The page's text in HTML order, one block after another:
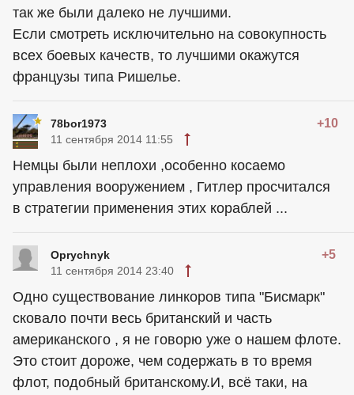
так же были далеко не лучшими.
Если смотреть исключительно на совокупность
всех боевых качеств, то лучшими окажутся
французы типа Ришелье.
78bor1973 +10
11 сентября 2014 11:55
Немцы были неплохи ,особенно косаемо
управления вооружением , Гитлер просчитался
в стратегии применения этих кораблей ...
Oprychnyk +5
11 сентября 2014 23:40
Одно существование линкоров типа "Бисмарк"
сковало почти весь британский и часть
американского , я не говорю уже о нашем флоте.
Это стоит дороже, чем содержать в то время
флот, подобный британскому.И, всё таки, на